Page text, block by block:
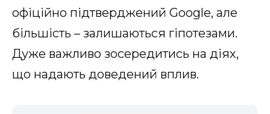
офіційно підтверджений Google, але
більшість – залишаються гіпотезами.
Дуже важливо зосередитись на діях,
що надають доведений вплив.